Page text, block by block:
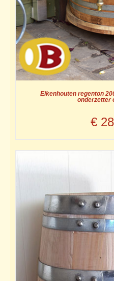
Eikenhouten regenton
onderzetter
€